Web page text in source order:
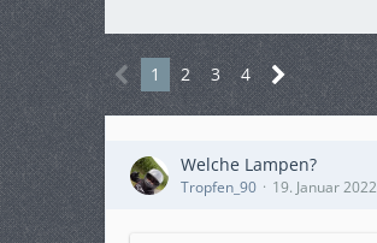
1 2 3 4
Welche Lampen?
Tropfen_90 19. Januar 2022